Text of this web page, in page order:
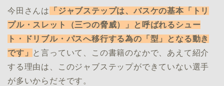
今田さんは 「 ジャブステップは、バスケの基本「トリ
プル・スレット（三つの脅威）」と呼ばれるシュー
ト・ドリブル・パスへ移行する為の「型」となる動き
です」
と言っていて、この書籍のなかで、あえて紹介
する理由は、このジャブステップができていない選手
が多いからだそです。